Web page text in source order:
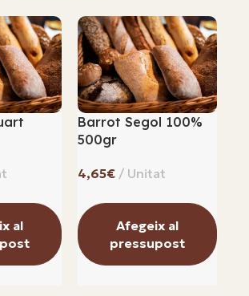
al
Barrot Segol 100%
500gr
€
Afegeix al
pressupost